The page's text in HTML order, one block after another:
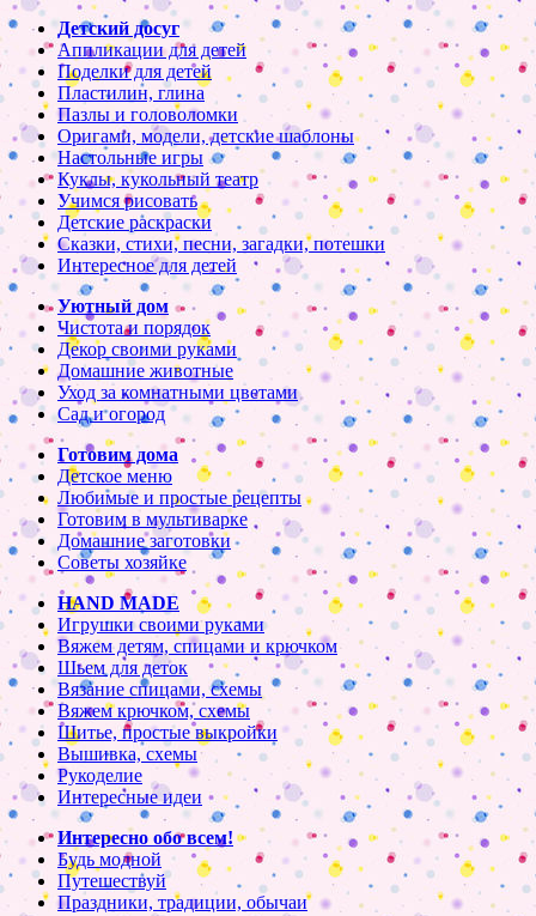
Детский досуг
Аппликации для детей
Поделки для детей
Пластилин, глина
Пазлы и головоломки
Оригами, модели, детские шаблоны
Настольные игры
Куклы, кукольный театр
Учимся рисовать
Детские раскраски
Сказки, стихи, песни, загадки, потешки
Интересное для детей
Уютный дом
Чистота и порядок
Декор своими руками
Домашние животные
Уход за комнатными цветами
Сад и огород
Готовим дома
Детское меню
Любимые и простые рецепты
Готовим в мультиварке
Домашние заготовки
Советы хозяйке
HAND MADE
Игрушки своими руками
Вяжем детям, спицами и крючком
Шьем для деток
Вязание спицами, схемы
Вяжем крючком, схемы
Шитье, простые выкройки
Вышивка, схемы
Рукоделие
Интересные идеи
Интересно обо всем!
Будь модной
Путешествуй
Праздники, традиции, обычаи